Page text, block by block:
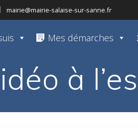
mairie@mairie-salaise-sur-sanne.fr
Mes démarches
à